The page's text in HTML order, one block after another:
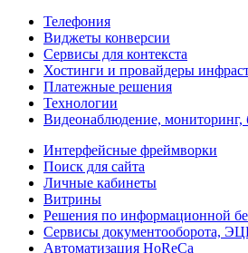
Телефония
Виджеты конверсии
Сервисы для контекста
Хостинги и провайдеры
Платежные решения
Технологии
Видеонаблюдение, мониторинг,
Интерфейсные фреймворки
Поиск для сайта
Личные кабинеты
Витрины
Решения по информационной
Сервисы документооборота,
Автоматизация HoReCa